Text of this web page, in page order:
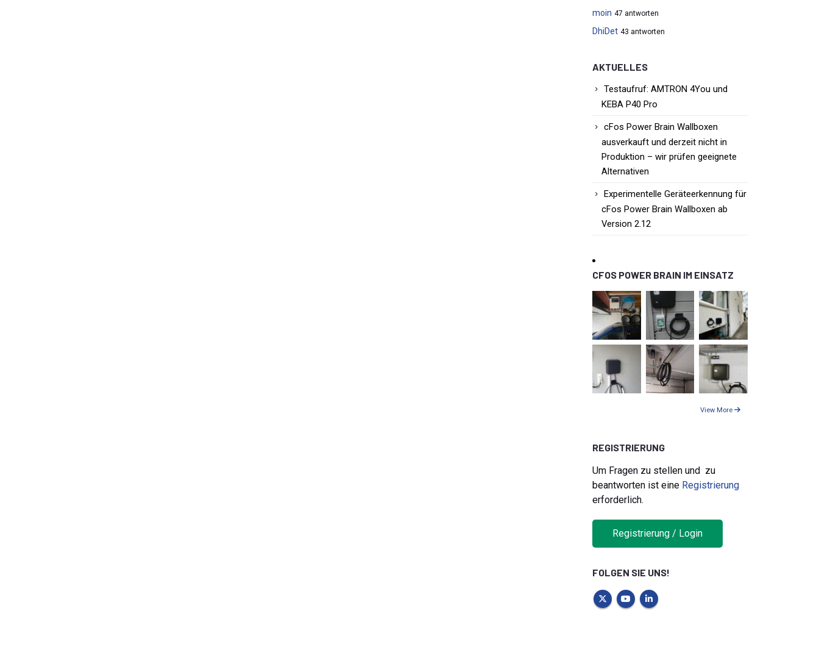
moin 47 antworten
DhiDet 43 antworten
AKTUELLES
Testaufruf: AMTRON 4You und
KEBA P40 Pro
cFos Power Brain Wallboxen
ausverkauft und derzeit nicht in
Produktion – wir prüfen geeignete
Alternativen
Experimentelle Geräteerkennung für
cFos Power Brain Wallboxen ab
Version 2.12
CFOS POWER BRAIN IM EINSATZ
View More
REGISTRIERUNG
Um Fragen zu stellen und zu
beantworten ist eine Registrierung
erforderlich.
Registrierung / Login
FOLGEN SIE UNS!